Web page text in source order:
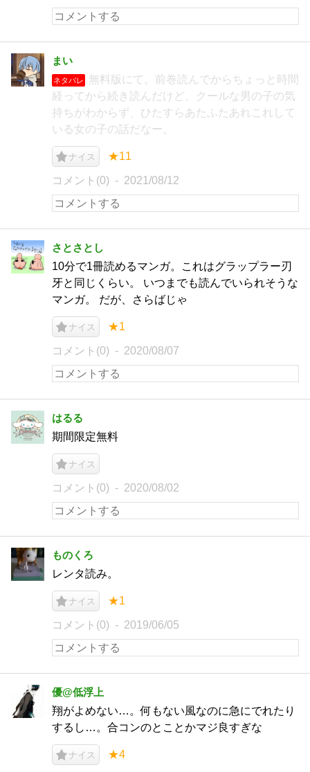
まい
ネタバレ
無料版にて。前巻読んでからちょっと時間
経ってから続き読んだけど、クールな男の子の気
持ちがわからず、ひたすらあたふたあれこれして
いる女の子の話だなー。
ナイス ★11
コメント(0) 2021/08/12
さとさとし
10分で1冊読めるマンガ。これはグラップラー刃
牙と同じくらい。 いつまでも読んでいられそうな
マンガ。 だが、さらばじゃ
ナイス ★1
コメント(0) 2020/08/07
はるる
期間限定無料
ナイス
コメント(0) 2020/08/02
ものくろ
レンタ読み。
ナイス ★1
コメント(0) 2019/06/05
優@低浮上
翔がよめない…。何もない風なのに急にでれたり
するし…。合コンのとことかマジ良すぎな
ナイス ★4